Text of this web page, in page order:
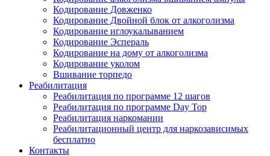
Кодирование Довженко
Кодирование Двойной блок от алкоголизма
Кодирование иглоукалыванием
Кодирование Эспераль
Кодирование на дому от алкоголизма
Кодирование уколом
Вшивание торпедо
Реабилитация
Реабилитация по программе 12 шагов
Реабилитация по программе Day Top
Реабилитация наркомании
Реабилитационный центр для наркозависимых
бесплатно
Контакты